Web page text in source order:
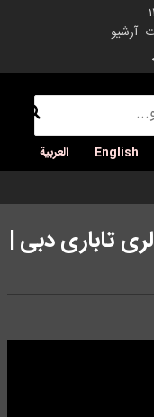
آرشیو
English العربية
تاباری دبی |